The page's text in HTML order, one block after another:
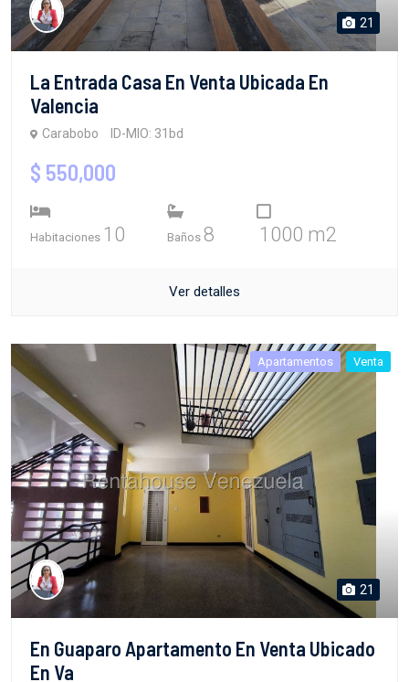
21
La Entrada Casa En Venta Ubicada En
Valencia
Carabobo ID-MIO: 31bd
$ 550,000
Habitaciones 10 Baños 8 1000 m2
Ver detalles
Apartamentos Venta
21
En Guaparo Apartamento En Venta Ubicado
En Va